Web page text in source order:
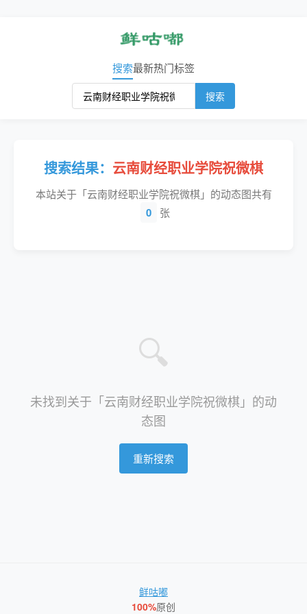
搜索最新热门标签
搜索
搜索结果： 云南财经职业学院祝微棋
本站关于「云南财经职业学院祝微棋」的动态图共有
0 张
🔍
未找到关于「云南财经职业学院祝微棋」的动
态图
重新搜索
鲜咕嘟
100%原创